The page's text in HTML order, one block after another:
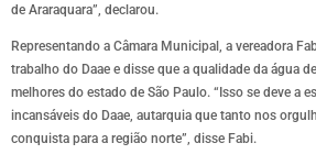
de Araraquara”, declarou.
Representando a Câmara Municipal, a vereadora
trabalho do Daae e disse que a qualidade da água
melhores do estado de São Paulo. “Isso se deve a
incansáveis do Daae, autarquia que tanto nos
conquista para a região norte”, disse Fabi.